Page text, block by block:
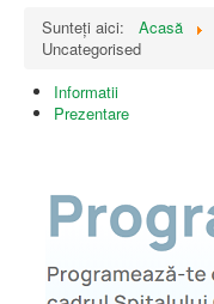
Sunteți aici: Acasă
Uncategorised
Informatii
Prezentare